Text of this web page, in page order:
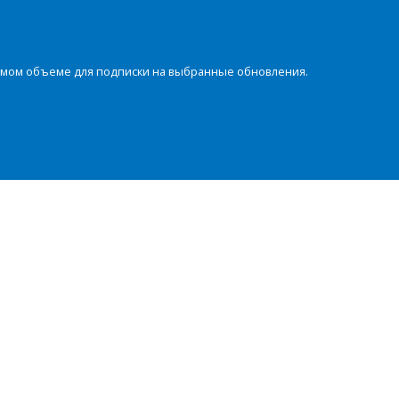
объеме для подписки на выбранные обновления.